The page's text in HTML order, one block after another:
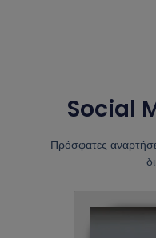
Social
Πρόσφατες